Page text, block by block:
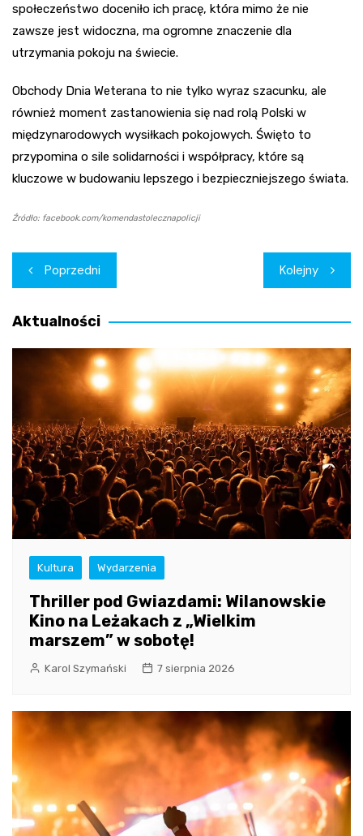
społeczeństwo doceniło ich pracę, która mimo że nie
zawsze jest widoczna, ma ogromne znaczenie dla
utrzymania pokoju na świecie.
Obchody Dnia Weterana to nie tylko wyraz szacunku, ale
również moment zastanowienia się nad rolą Polski w
międzynarodowych wysiłkach pokojowych. Święto to
przypomina o sile solidarności i współpracy, które są
kluczowe w budowaniu lepszego i bezpieczniejszego świata.
Źródło: facebook.com/komendastolecznapolicji
Nawigacja
wpisu
Poprzedni Kolejny
Aktualności
Kultura Wydarzenia
Thriller pod Gwiazdami: Wilanowskie
Kino na Leżakach z „Wielkim
marszem” w sobotę!
Karol Szymański 7 sierpnia 2026